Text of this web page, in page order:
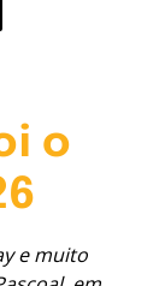
o
e muito